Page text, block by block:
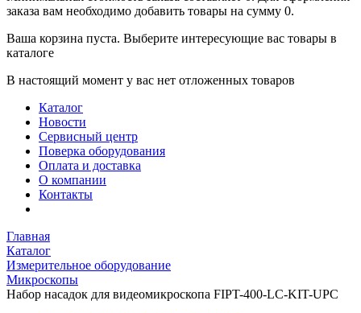
заказа вам необходимо добавить товары на сумму 0.
Ваша корзина пуста. Выберите интересующие вас товары в
каталоге
В настоящий момент у вас нет отложенных товаров
Каталог
Новости
Сервисный центр
Поверка оборудования
Оплата и доставка
О компании
Контакты
Главная
Каталог
Измерительное оборудование
Микроскопы
Набор насадок для видеомикроскопа FIPT-400-LC-KIT-UPC